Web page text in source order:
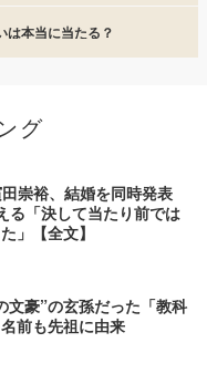
は本当に当たる？
グ
崇裕、結婚を同時発表
る「決して当たり前では
」【全文】
文豪”の玄孫だった「教科
前も先祖に由来